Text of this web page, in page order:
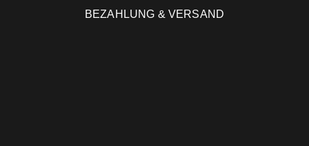
BEZAHLUNG & VERSAND